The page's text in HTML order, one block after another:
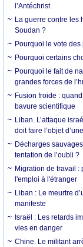
l’Antéchrist
La guerre contre les
Soudan ?
Pourquoi le vote
Pourquoi certains
Pourquoi le fait de
grandes forces de
Fusion froide :
bavure scientifique
Liban. L’attaque
doit faire l’objet
Décharges
tentation de l’oubli ?
Migration de travail :
l'emploi à l'étranger
Liban : Le meurtre
manifeste
Israël : Les retards
vies en danger
Chine. Le militant